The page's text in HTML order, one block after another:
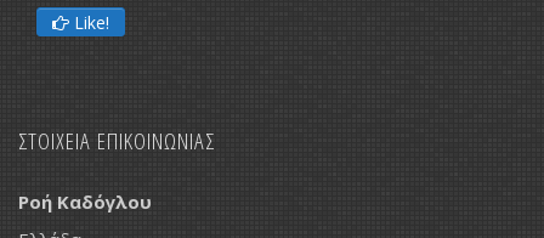
Like!
ΣΤΟΙΧΕΙΑ ΕΠΙΚΟΙΝΩΝΙΑΣ
Ροή Καδόγλου